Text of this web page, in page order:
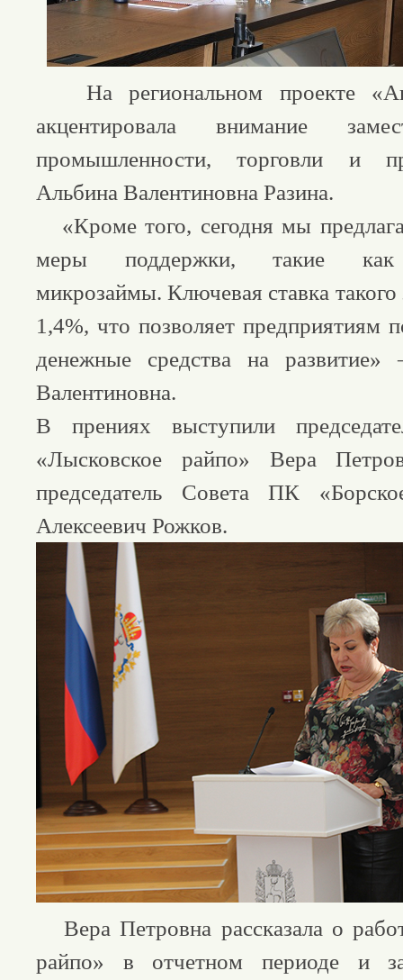
На региональном проекте
акцентировала внимание
промышленности, торговли и
Альбина Валентиновна Разина.
«Кроме того, сегодня мы
меры поддержки, такие как
микрозаймы. Ключевая ставка такого
1,4%, что позволяет предприятиям
денежные средства на развитие»
Валентиновна.
В прениях выступили
«Лысковское райпо» Вера
председатель Совета ПК
Алексеевич Рожков.
Вера Петровна рассказала о
райпо» в отчетном периоде и